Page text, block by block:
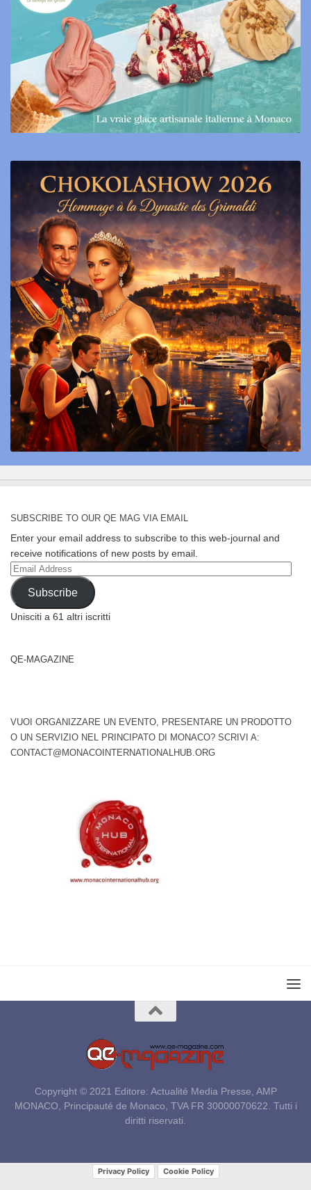
SUBSCRIBE TO OUR QE MAG VIA EMAIL
Enter your email address to subscribe to this web-journal and
receive notifications of new posts by email.
Email
Address
Subscribe
Unisciti a 61 altri iscritti
QE-MAGAZINE
VUOI ORGANIZZARE UN EVENTO, PRESENTARE UN PRODOTTO
O UN SERVIZIO NEL PRINCIPATO DI MONACO? SCRIVI A:
CONTACT@MONACOINTERNATIONALHUB.ORG
Copyright © 2021 Editore: Actualité Media Presse, AMP
MONACO, Principauté de Monaco, TVA FR 30000070622. Tutti i
diritti riservati.
Privacy Policy Cookie Policy